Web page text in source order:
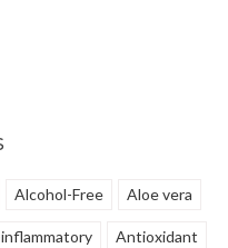
Alcohol-Free Aloe vera
Antioxidant